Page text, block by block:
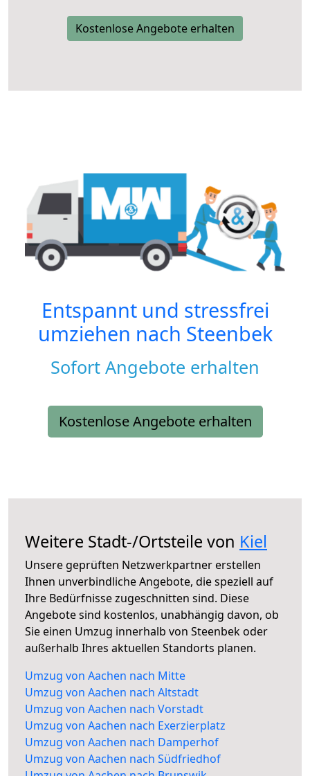
Kostenlose Angebote erhalten
Entspannt und stressfrei
umziehen nach Steenbek
Sofort Angebote erhalten
Kostenlose Angebote erhalten
Weitere Stadt-/Ortsteile von Kiel
Unsere geprüften Netzwerkpartner erstellen
Ihnen unverbindliche Angebote, die speziell auf
Ihre Bedürfnisse zugeschnitten sind. Diese
Angebote sind kostenlos, unabhängig davon, ob
Sie einen Umzug innerhalb von Steenbek oder
außerhalb Ihres aktuellen Standorts planen.
Umzug von Aachen nach Mitte
Umzug von Aachen nach Altstadt
Umzug von Aachen nach Vorstadt
Umzug von Aachen nach Exerzierplatz
Umzug von Aachen nach Damperhof
Umzug von Aachen nach Südfriedhof